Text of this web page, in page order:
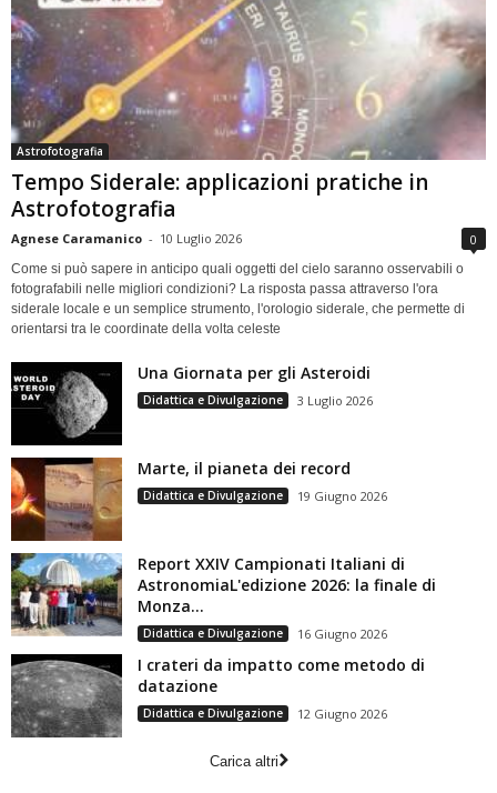
Astrofotografia
Tempo Siderale: applicazioni pratiche in
Astrofotografia
Agnese Caramanico - 10 Luglio 2026 0
Come si può sapere in anticipo quali oggetti del cielo saranno osservabili o
fotografabili nelle migliori condizioni? La risposta passa attraverso l'ora
siderale locale e un semplice strumento, l'orologio siderale, che permette di
orientarsi tra le coordinate della volta celeste
Una Giornata per gli Asteroidi
Didattica e Divulgazione 3 Luglio 2026
Marte, il pianeta dei record
Didattica e Divulgazione 19 Giugno 2026
Report XXIV Campionati Italiani di
AstronomiaL'edizione 2026: la finale di
Monza...
Didattica e Divulgazione 16 Giugno 2026
I crateri da impatto come metodo di
datazione
Didattica e Divulgazione 12 Giugno 2026
Carica altri